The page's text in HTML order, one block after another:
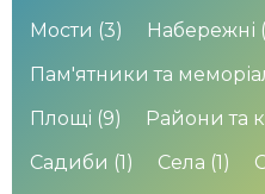
Мости (3) Набережні
Пам'ятники та
Площі (9) Райони та
Садиби (1) Села (1)